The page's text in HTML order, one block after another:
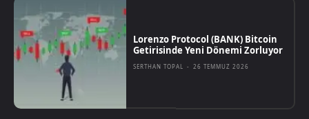
Lorenzo Protocol (BANK) Bitcoin
Getirisinde Yeni Dönemi Zorluyor
SERTHAN TOPAL - 26 TEMMUZ 2026